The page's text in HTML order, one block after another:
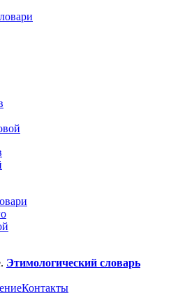
Этимологический словарь
Контакты